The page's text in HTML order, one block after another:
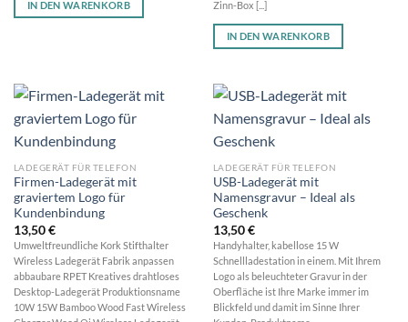
IN DEN WARENKORB Zinn-Box [...]
IN DEN WARENKORB
LADEGERÄT FÜR TELEFON
Firmen-Ladegerät mit
graviertem Logo für
Kundenbindung
13,50€
Umweltfreundliche Kork Stifthalter
Wireless Ladegerät Fabrik anpassen
abbaubare RPET Kreatives drahtloses
Desktop-Ladegerät Produktionsname
10W 15W Bamboo Wood Fast Wireless
LADEGERÄT FÜR TELEFON
USB-Ladegerät mit
Namensgravur – Ideal als
Geschenk
13,50€
Handyhalter, kabellose 15 W
Schnellladestation in einem. Mit Ihrem
Logo als beleuchteter Gravur in der
Oberfläche ist Ihre Marke immer im
Blickfeld und damit im Sinne Ihrer